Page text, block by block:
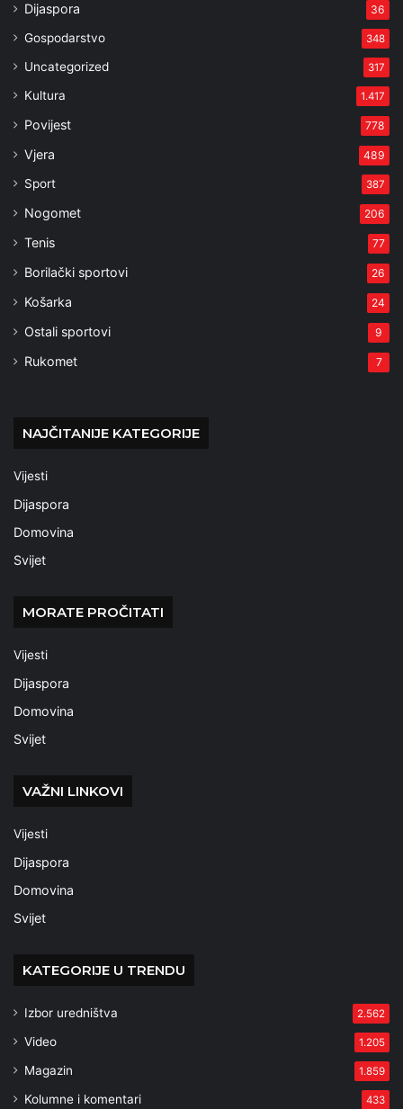
Dijaspora 36
Gospodarstvo 348
Uncategorized 317
Kultura 1.417
Povijest 778
Vjera 489
Sport 387
Nogomet 206
Tenis 77
Borilački sportovi 26
Košarka 24
Ostali sportovi 9
Rukomet 7
NAJČITANIJE KATEGORIJE
Vijesti
Dijaspora
Domovina
Svijet
MORATE PROČITATI
Vijesti
Dijaspora
Domovina
Svijet
VAŽNI LINKOVI
Vijesti
Dijaspora
Domovina
Svijet
KATEGORIJE U TRENDU
Izbor uredništva 2.562
Video 1.205
Magazin 1.859
Kolumne i komentari 433